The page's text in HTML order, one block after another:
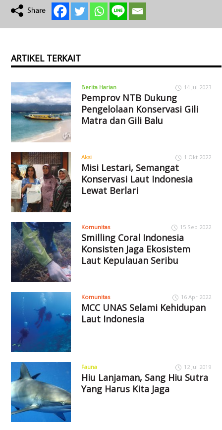
ARTIKEL TERKAIT
Berita Harian 14 Jul 2023
Pemprov NTB Dukung
Pengelolaan Konservasi Gili
Matra dan Gili Balu
Aksi 1 Okt 2022
Misi Lestari, Semangat
Konservasi Laut Indonesia
Lewat Berlari
Komunitas 15 Sep 2022
Smilling Coral Indonesia
Konsisten Jaga Ekosistem
Laut Kepulauan Seribu
Komunitas 16 Apr 2022
MCC UNAS Selami Kehidupan
Laut Indonesia
Fauna 12 Jul 2019
Hiu Lanjaman, Sang Hiu Sutra
Yang Harus Kita Jaga